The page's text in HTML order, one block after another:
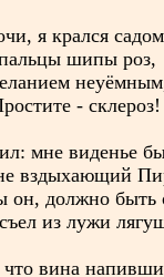
я крался
шипы роз,
- склероз!
мне виденье
вздыхающий
он, должно
из лужи
вина